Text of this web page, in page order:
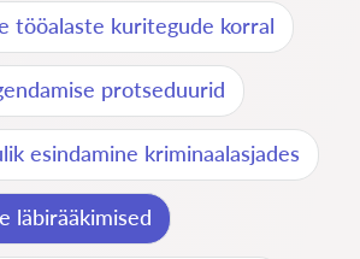
tööalaste kuritegude korral
protseduurid
esindamine kriminaalasjades
läbirääkimised